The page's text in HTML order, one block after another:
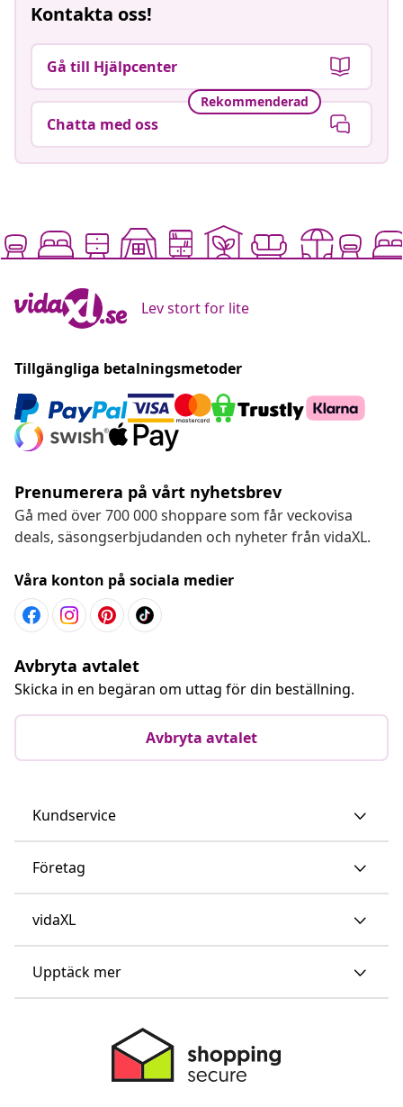
Kontakta oss!
Gå till Hjälpcenter
Rekommenderad
Chatta med oss
Lev stort for lite
Tillgängliga betalningsmetoder
Prenumerera på vårt nyhetsbrev
Gå med över 700 000 shoppare som får veckovisa
deals, säsongserbjudanden och nyheter från vidaXL.
Våra konton på sociala medier
Avbryta avtalet
Skicka in en begäran om uttag för din beställning.
Avbryta avtalet
Kundservice
Företag
vidaXL
Upptäck mer